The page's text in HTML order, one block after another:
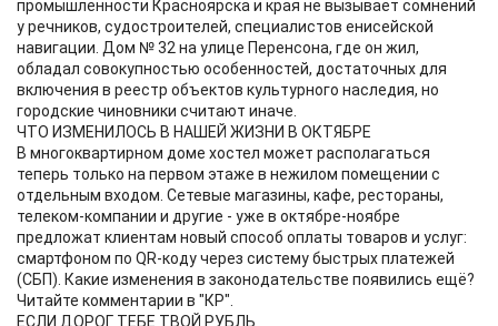
промышленности Красноярска и края не вызывает сомнений
у речников, судостроителей, специалистов енисейской
навигации. Дом № 32 на улице Перенсона, где он жил,
обладал совокупностью особенностей, достаточных для
включения в реестр объектов культурного наследия, но
городские чиновники считают иначе.
ЧТО ИЗМЕНИЛОСЬ В НАШЕЙ ЖИЗНИ В ОКТЯБРЕ
В многоквартирном доме хостел может располагаться
теперь только на первом этаже в нежилом помещении с
отдельным входом. Сетевые магазины, кафе, рестораны,
телеком-компании и другие - уже в октябре-ноябре
предложат клиентам новый способ оплаты товаров и услуг:
смартфоном по QR-коду через систему быстрых платежей
(СБП). Какие изменения в законодательстве появились ещё?
Читайте комментарии в "КР".
ЕСЛИ ДОРОГ ТЕБЕ ТВОЙ РУБЛЬ